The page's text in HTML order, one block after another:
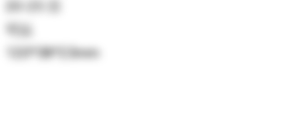
可以
120*38*23mm